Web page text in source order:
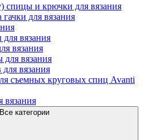
спицы и крючки для вязания
для вязания
вязания
вязания
вязания
вязания
съемных круговых спиц Avanti
вязания
Все категории